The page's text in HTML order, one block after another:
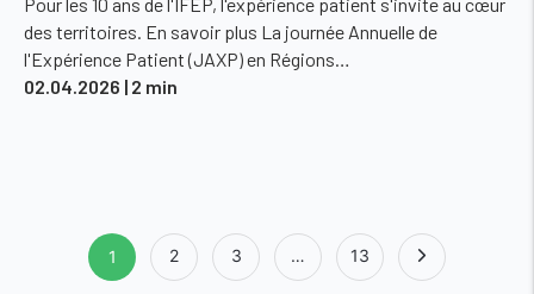
des territoires. En savoir plus La journée Annuelle de
l'Expérience Patient (JAXP) en Régions…
02.04.2026 | 2 min
Page
1 2 3 … 13